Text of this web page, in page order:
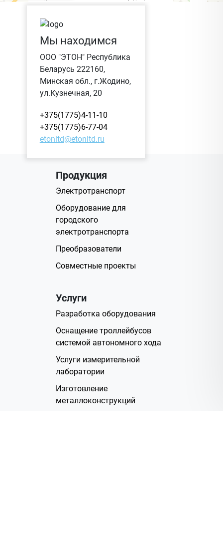
Мы находимся
ООО "ЭТОН" Республика
Беларусь 222160,
Минская обл., г.Жодино,
ул.Кузнечная, 20
+375(1775)4-11-10
+375(1775)6-77-04
etonltd@etonltd.ru
Продукция
Электротранспорт
Оборудование для
городского
электротранспорта
Преобразователи
Совместные проекты
Услуги
Разработка оборудования
Оснащение троллейбусов
системой автономного хода
Услуги измерительной
лаборатории
Изготовление
металлоконструкций